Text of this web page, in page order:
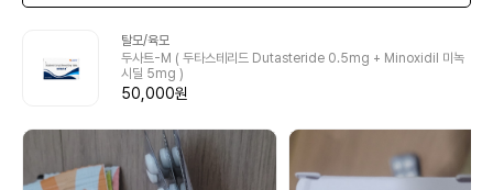
탈모/육모
두사트-M ( 두타스테리드 Dutasteride 0.5mg + Minoxidil 미녹
시딜 5mg )
50,000원